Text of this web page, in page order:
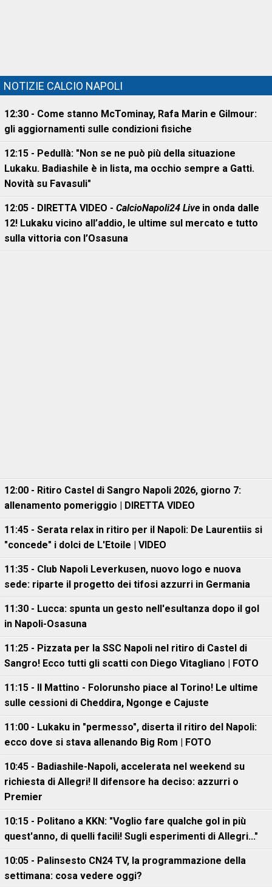
NOTIZIE CALCIO NAPOLI
12:30 - Come stanno McTominay, Rafa Marin e Gilmour:
gli aggiornamenti sulle condizioni fisiche
12:15 - Pedullà: "Non se ne può più della situazione
Lukaku. Badiashile è in lista, ma occhio sempre a Gatti.
Novità su Favasuli"
12:05 - DIRETTA VIDEO - CalcioNapoli24 Live in onda dalle
12! Lukaku vicino all’addio, le ultime sul mercato e tutto
sulla vittoria con l’Osasuna
12:00 - Ritiro Castel di Sangro Napoli 2026, giorno 7:
allenamento pomeriggio | DIRETTA VIDEO
11:45 - Serata relax in ritiro per il Napoli: De Laurentiis si
"concede" i dolci de L'Etoile | VIDEO
11:35 - Club Napoli Leverkusen, nuovo logo e nuova
sede: riparte il progetto dei tifosi azzurri in Germania
11:30 - Lucca: spunta un gesto nell'esultanza dopo il gol
in Napoli-Osasuna
11:25 - Pizzata per la SSC Napoli nel ritiro di Castel di
Sangro! Ecco tutti gli scatti con Diego Vitagliano | FOTO
11:15 - Il Mattino - Folorunsho piace al Torino! Le ultime
sulle cessioni di Cheddira, Ngonge e Cajuste
11:00 - Lukaku in "permesso", diserta il ritiro del Napoli:
ecco dove si stava allenando Big Rom | FOTO
10:45 - Badiashile-Napoli, accelerata nel weekend su
richiesta di Allegri! Il difensore ha deciso: azzurri o
Premier
10:15 - Politano a KKN: "Voglio fare qualche gol in più
quest'anno, di quelli facili! Sugli esperimenti di Allegri..."
10:05 - Palinsesto CN24 TV, la programmazione della
settimana: cosa vedere oggi?